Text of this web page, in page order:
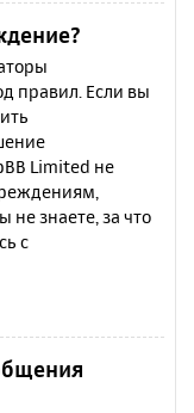
правил. Если вы
Limited не
знаете, за что
с